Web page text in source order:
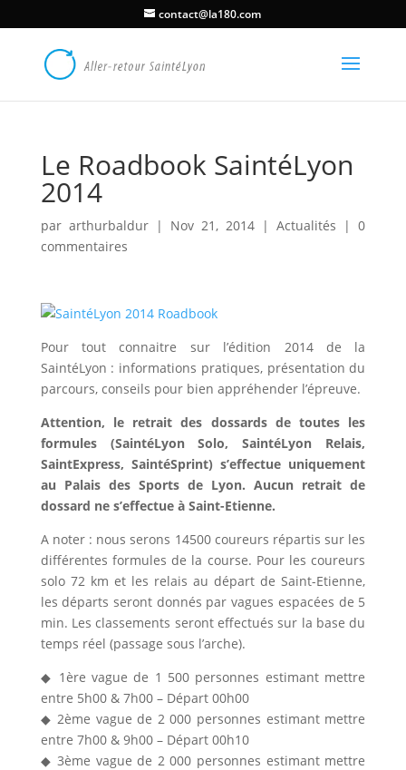
contact@la180.com
Le Roadbook SaintéLyon
2014
par arthurbaldur| Nov 21, 2014 |Actualités |0
commentaires
Pour tout connaitre sur l’édition 2014 de la
SaintéLyon : informations pratiques, présentation du
parcours, conseils pour bien appréhender l’épreuve.
Attention, le retrait des dossards de toutes les
formules (SaintéLyon Solo, SaintéLyon Relais,
SaintExpress, SaintéSprint) s’effectue uniquement
au Palais des Sports de Lyon. Aucun retrait de
dossard ne s’effectue à Saint-Etienne.
A noter : nous serons 14500 coureurs répartis sur les
différentes formules de la course. Pour les coureurs
solo 72 km et les relais au départ de Saint-Etienne,
les départs seront donnés par vagues espacées de 5
min. Les classements seront effectués sur la base du
temps réel (passage sous l’arche).
◆ 1ère vague de 1 500 personnes estimant mettre
entre 5h00 & 7h00 – Départ 00h00
◆ 2ème vague de 2 000 personnes estimant mettre
entre 7h00 & 9h00 – Départ 00h10
◆ 3ème vague de 2 000 personnes estimant mettre